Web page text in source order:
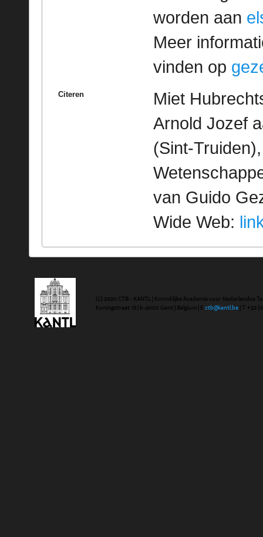
worden aan
Meer
vinden op
Citeren
Miet
Arnold Jozef
(Sint-
van Guido
Wide Web:
(C) 2020 CTB - KANTL | Koninklijke Academie voor Nederlandse
Koningstraat 18 | b-9000 Gent | Belgium | E ctb@kantl.be | T +32